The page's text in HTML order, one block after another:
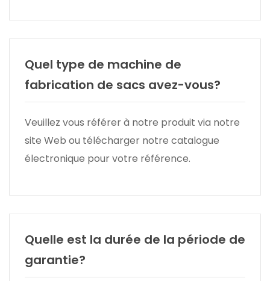
Quel type de machine de
fabrication de sacs avez-vous?
Veuillez vous référer à notre produit via notre
site Web ou télécharger notre catalogue
électronique pour votre référence.
Quelle est la durée de la période de
garantie?